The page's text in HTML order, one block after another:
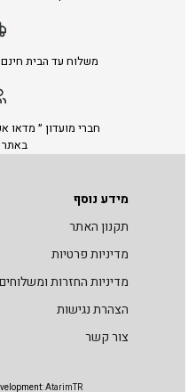
משלוח עד הבית חינם
חברי מועדון ״ מדאו
באתר
מידע נוסף
תקנון האתר
מדיניות פרטיות
מדיניות החזרות ומשלוחים
הצהרת נגישות
צור קשר
AtarimTR